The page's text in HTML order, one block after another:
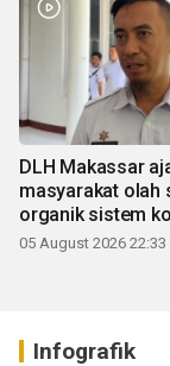
DLH Makassar
masyarakat olah
organik sistem
05 August 2026 22:33
Infografik